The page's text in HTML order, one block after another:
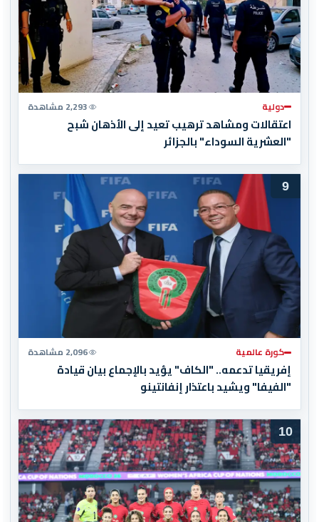
دولية 2,293 مشاهدة
اعتقالات ومشاهد ترهيب تعيد إلى الأذهان شبح
"العشرية السوداء" بالجزائر
9
كورة عالمية 2,096 مشاهدة
إفريقيا تدعمه.. "الكاف" يؤيد بالإجماع بيان قيادة
"الفيفا" ويشيد باعتذار إنفانتينو
10